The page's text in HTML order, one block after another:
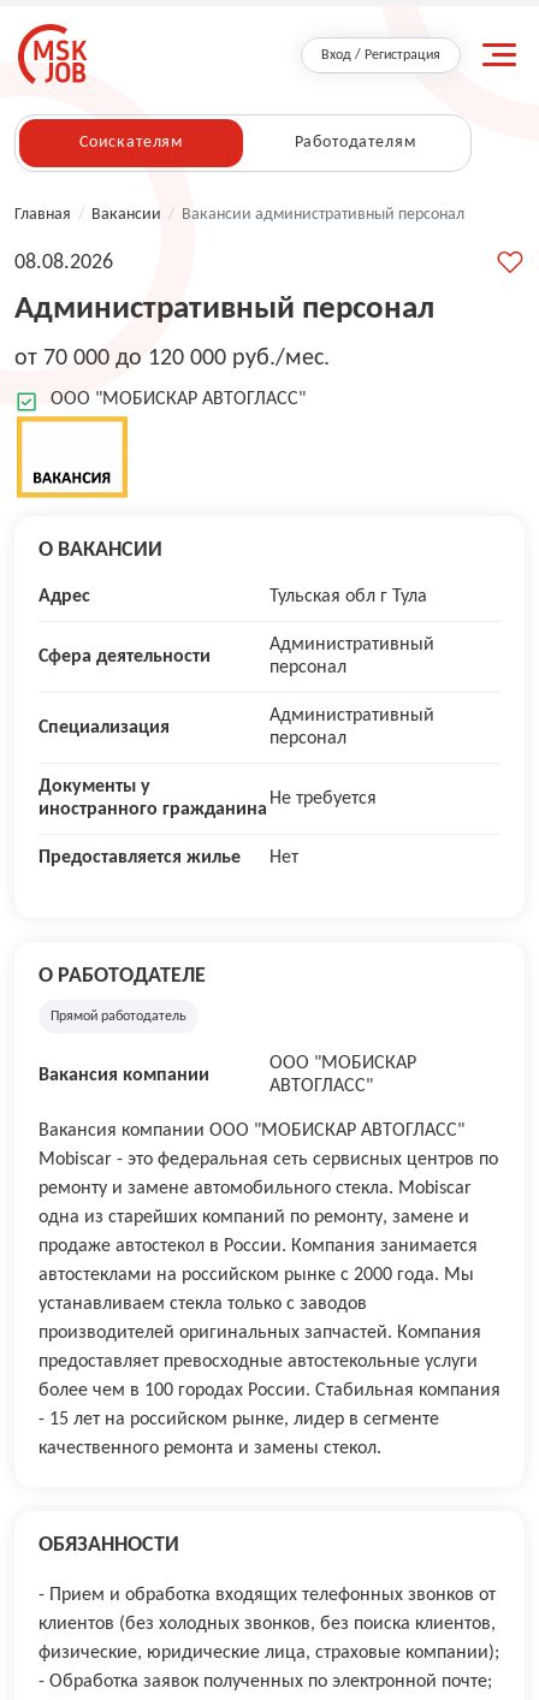
Вход / Регистрация
Соискателям Работодателям
Главная / Вакансии / Вакансии административный персонал
Административный персонал
08.08.2026
от 70 000 до 120 000 руб./мес.
ООО "МОБИСКАР АВТОГЛАСС"
О ВАКАНСИИ
Адрес Тульская обл г Тула
Сфера деятельности
Административный
персонал
Специализация
Административный
персонал
Документы у
иностранного гражданина
Не требуется
Предоставляется жилье Нет
О РАБОТОДАТЕЛЕ
Прямой работодатель
Вакансия компании
ООО "МОБИСКАР
АВТОГЛАСС"
Вакансия компании ООО "МОБИСКАР АВТОГЛАСС"
Mobiscar - это федеральная сеть сервисных центров по
ремонту и замене автомобильного стекла. Mobiscar
одна из старейших компаний по ремонту, замене и
продаже автостекол в России. Компания занимается
автостеклами на российском рынке с 2000 года. Мы
устанавливаем стекла только с заводов
производителей оригинальных запчастей. Компания
предоставляет превосходные автостекольные услуги
более чем в 100 городах России. Стабильная компания
- 15 лет на российском рынке, лидер в сегменте
качественного ремонта и замены стекол.
ОБЯЗАННОСТИ
- Прием и обработка входящих телефонных звонков от
клиентов (без холодных звонков, без поиска клиентов,
физические, юридические лица, страховые компании);
- Обработка заявок полученных по электронной почте;